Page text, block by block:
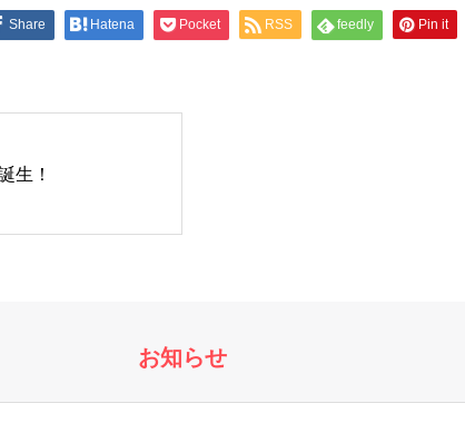
Share Hatena Pocket RSS feedly Pin it
生！
お知らせ